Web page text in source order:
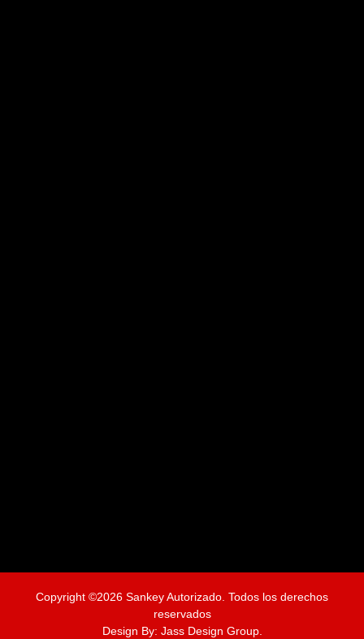
Copyright ©2026 Sankey Autorizado. Todos los derechos
reservados
Design By: Jass Design Group.